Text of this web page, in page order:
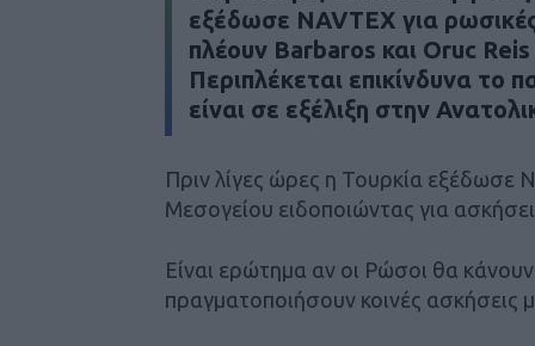
εξέδωσε NAVTEX για ρωσικές
πλέουν Barbaros και Oruc
Περιπλέκεται επικίνδυνα το
είναι σε εξέλιξη στην
Πριν λίγες ώρες η Τουρκία εξέδωσε
Μεσογείου ειδοποιώντας για
Είναι ερώτημα αν οι Ρώσοι θα
πραγματοποιήσουν κοινές ασκήσεις